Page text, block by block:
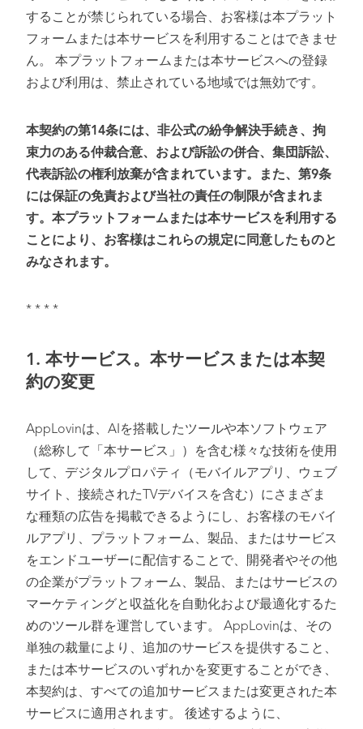
することが禁じられている場合、お客様は本プラット
フォームまたは本サービスを利用することはできませ
ん。 本プラットフォームまたは本サービスへの登録
および利用は、禁止されている地域では無効です。
本契約の第14条には、非公式の紛争解決手続き、拘
束力のある仲裁合意、および訴訟の併合、集団訴訟、
代表訴訟の権利放棄が含まれています。また、第9条
には保証の免責および当社の責任の制限が含まれま
す。本プラットフォームまたは本サービスを利用する
ことにより、お客様はこれらの規定に同意したものと
みなされます。
* * * *
1. 本サービス。本サービスまたは本契
約の変更
AppLovinは、AIを搭載したツールや本ソフトウェア
（総称して「本サービス」）を含む様々な技術を使用
して、デジタルプロパティ（モバイルアプリ、ウェブ
サイト、接続されたTVデバイスを含む）にさまざま
な種類の広告を掲載できるようにし、お客様のモバイ
ルアプリ、プラットフォーム、製品、またはサービス
をエンドユーザーに配信することで、開発者やその他
の企業がプラットフォーム、製品、またはサービスの
マーケティングと収益化を自動化および最適化するた
めのツール群を運営しています。 AppLovinは、その
単独の裁量により、追加のサービスを提供すること、
または本サービスのいずれかを変更することができ、
本契約は、すべての追加サービスまたは変更された本
サービスに適用されます。 後述するように、